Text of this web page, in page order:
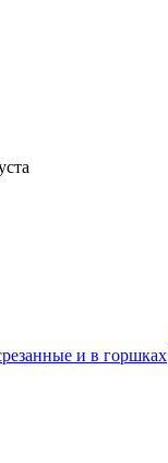
и в горшках